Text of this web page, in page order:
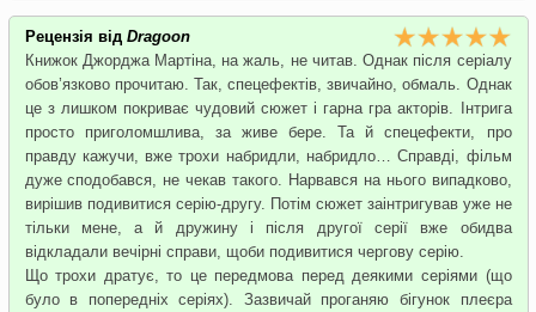
Рецензія від Dragoon
Книжок Джорджа Мартіна, на жаль, не читав. Однак після серіалу
обов’язково прочитаю. Так, спецефектів, звичайно, обмаль. Однак
це з лишком покриває чудовий сюжет і гарна гра акторів. Інтрига
просто приголомшлива, за живе бере. Та й спецефекти, про
правду кажучи, вже трохи набридли, набридло… Справді, фільм
дуже сподобався, не чекав такого. Нарвався на нього випадково,
вирішив подивитися серію-другу. Потім сюжет заінтригував уже не
тільки мене, а й дружину і після другої серії вже обидва
відкладали вечірні справи, щоби подивитися чергову серію.
Що трохи дратує, то це передмова перед деякими серіями (що
було в попередніх серіях). Зазвичай проганяю бігунок плеєра